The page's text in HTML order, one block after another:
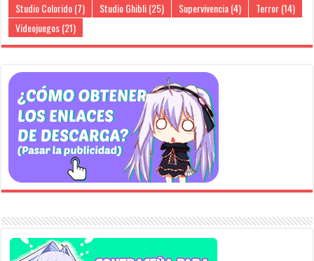
Studio Colorido(7) Studio Ghibli(25) Supervivencia(4) Terror(14)
Videojuegos(21)